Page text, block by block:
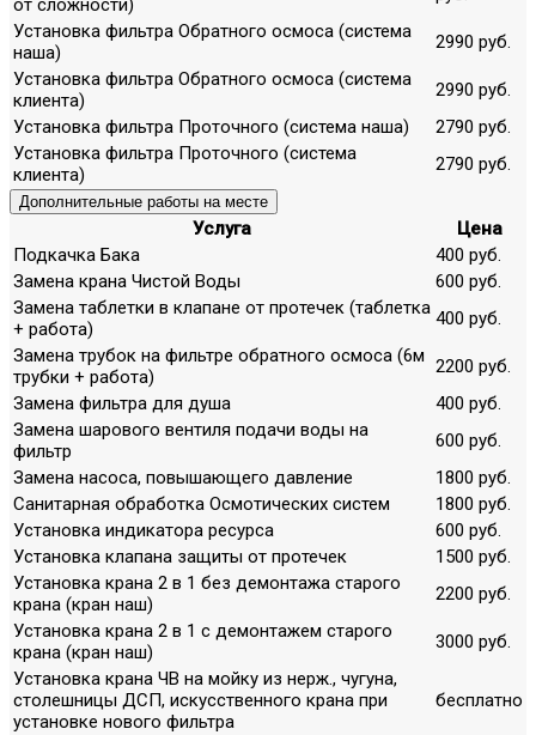
от сложности)
Установка фильтра Обратного осмоса (система
наша)
2990 руб.
Установка фильтра Обратного осмоса (система
клиента)
2990 руб.
Установка фильтра Проточного (система наша)
2790 руб.
Установка фильтра Проточного (система
клиента)
2790 руб.
Дополнительные работы на месте
Услуга
Цена
Подкачка Бака
400 руб.
Замена крана Чистой Воды
600 руб.
Замена таблетки в клапане от протечек (таблетка
+ работа)
400 руб.
Замена трубок на фильтре обратного осмоса (6м
трубки + работа)
2200 руб.
Замена фильтра для душа
400 руб.
Замена шарового вентиля подачи воды на
фильтр
600 руб.
Замена насоса, повышающего давление
1800 руб.
Санитарная обработка Осмотических систем
1800 руб.
Установка индикатора ресурса
600 руб.
Установка клапана защиты от протечек
1500 руб.
Установка крана 2 в 1 без демонтажа старого
крана (кран наш)
2200 руб.
Установка крана 2 в 1 с демонтажем старого
крана (кран наш)
3000 руб.
Установка крана ЧВ на мойку из нерж., чугуна,
столешницы ДСП, искусственного крана при
установке нового фильтра
бесплатно